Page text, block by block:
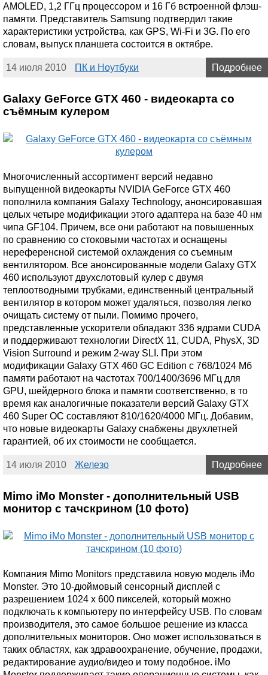
AMOLED, 1,2 ГГц процессором и 16 Гб встроенной флэш-
памяти. Представитель Samsung подтвердил такие
характеристики устройства, как GPS, Wi-Fi и 3G. По его
словам, выпуск планшета состоится в октябре.
14 июля 2010 ПК и Ноутбуки Подробнее
Galaxy GeForce GTX 460 - видеокарта со
съёмным кулером
Многочисленный ассортимент версий недавно
выпущенной видеокарты NVIDIA GeForce GTX 460
пополнила компания Galaxy Technology, анонсировавшая
целых четыре модификации этого адаптера на базе 40 нм
чипа GF104. Причем, все они работают на повышенных
по сравнению со стоковыми частотах и оснащены
нереференсной системой охлаждения со съемным
вентилятором. Все анонсированные модели Galaxy GTX
460 используют двухслотовый кулер с двумя
теплоотводными трубками, единственный центральный
вентилятор в котором может удаляться, позволяя легко
очищать систему от пыли. Помимо прочего,
представленные ускорители обладают 336 ядрами CUDA
и поддерживают технологии DirectX 11, CUDA, PhysX, 3D
Vision Surround и режим 2-way SLI. При этом
модификации Galaxy GTX 460 GC Edition с 768/1024 Мб
памяти работают на частотах 700/1400/3696 МГц для
GPU, шейдерного блока и памяти соответственно, в то
время как аналогичные показатели версий Galaxy GTX
460 Super OC составляют 810/1620/4000 МГц. Добавим,
что новые видеокарты Galaxy снабжены двухлетней
гарантией, об их стоимости не сообщается.
14 июля 2010 Железо Подробнее
Mimo iMo Monster - дополнительный USB
монитор с тачскрином (10 фото)
Компания Mimo Monitors представила новую модель iMo
Monster. Это 10-дюймовый сенсорный дисплей с
разрешением 1024 x 600 пикселей, который можно
подключать к компьютеру по интерфейсу USB. По словам
производителя, это самое большое решение из класса
дополнительных мониторов. Оно может использоваться в
таких областях, как здравоохранение, обучение, продажи,
редактирование аудио/видео и тому подобное. iMo